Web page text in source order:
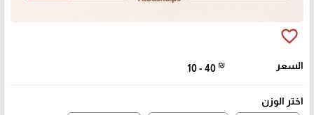
favorite_border
السعر 10 - 40 ₪
اختر الوزن